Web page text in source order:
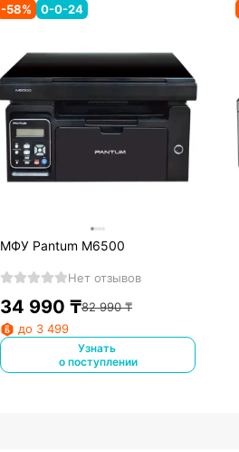
-58% 0-0-24
МФУ Pantum M6500
Нет отзывов
34 990 ₸82 990₸
до 3 499
Узнать
о поступлении